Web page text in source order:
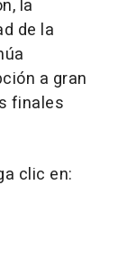
la
de la
a gran
finales
clic en: